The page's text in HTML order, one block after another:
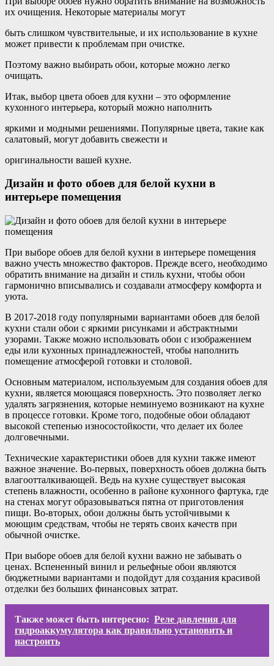
их очищения. Некоторые материалы могут
быть слишком чувствительные, и их использование в кухне
может привести к проблемам при очистке.
Поэтому важно выбирать обои, которые можно легко
очищать.
Итак, выбор цвета обоев для кухни – это оформление
кухонного интерьера, который можно наполнить
яркими и модными решениями. Популярные цвета, такие как
салатовый, могут добавить свежести и
оригинальности вашей кухне.
Дизайн и фото обоев для белой кухни в
интерьере помещения
При выборе обоев для белой кухни в интерьере помещения
важно учесть множество факторов. Прежде всего, необходимо
обратить внимание на дизайн и стиль кухни, чтобы обои
гармонично вписывались и создавали атмосферу комфорта и
уюта.
В 2017-2018 году популярными вариантами обоев для белой
кухни стали обои с яркими рисунками и абстрактными
узорами. Также можно использовать обои с изображением
еды или кухонных принадлежностей, чтобы наполнить
помещение атмосферой готовки и столовой.
Основным материалом, используемым для создания обоев для
кухни, является моющаяся поверхность. Это позволяет легко
удалять загрязнения, которые неминуемо возникают на кухне
в процессе готовки. Кроме того, подобные обои обладают
высокой степенью износостойкости, что делает их более
долговечными.
Технические характеристики обоев для кухни также имеют
важное значение. Во-первых, поверхность обоев должна быть
влагоотталкивающей. Ведь на кухне существует высокая
степень влажности, особенно в районе кухонного фартука, где
на стенах могут образовываться пятна от приготовления
пищи. Во-вторых, обои должны быть устойчивыми к
моющим средствам, чтобы не терять своих качеств при
обычной очистке.
При выборе обоев для белой кухни важно не забывать о
ценах. Вспененный винил и рельефные обои являются
бюджетными вариантами и подойдут для создания красивой
отделки без больших финансовых затрат.
Также может быть интересно: Реле давления для
гидроаккумулятора как правильно установить и
настроить